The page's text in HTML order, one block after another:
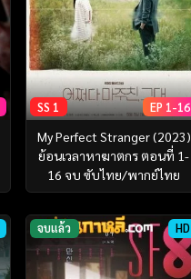
SS 1 EP 1-16
My Perfect Stranger (2023)
ย้อนเวลาหาฆาตกร ตอนที่ 1-
16 จบ ซับไทย/พากย์ไทย
จบแล้ว HD